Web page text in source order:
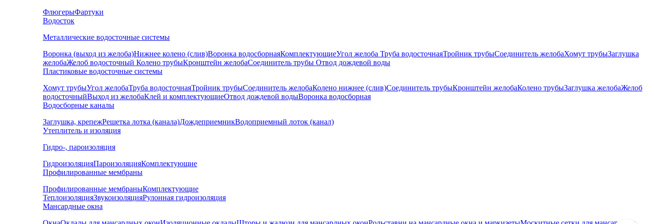
ФлюгерыФартуки
Водосток
Металлические водосточные системы
Воронка (выход из желоба)Нижнее колено (слив)Воронка водосборнаяКомплектующиеУгол желоба Труба водосточнаяТройник трубыСоединитель желобаХомут трубыЗаглушка
желобаЖелоб водосточный Колено трубыКронштейн желобаСоединитель трубы Отвод дождевой воды
Пластиковые водосточные системы
Хомут трубыУгол желобаТруба водосточнаяТройник трубыСоединитель желобаКолено нижнее (слив)Соединитель трубыКронштейн желобаКолено трубыЗаглушка желобаЖелоб
водосточныйВыход из желобаКлей и комплектующиеОтвод дождевой водыВоронка водосборная
Водосборные каналы
Заглушка, крепежРешетка лотка (канала)ДождеприемникВодоприемный лоток (канал)
Утеплитель и изоляция
Гидро-, пароизоляция
ГидроизоляцияПароизоляцияКомплектующие
Профилированные мембраны
Профилированные мембраныКомплектующие
ТеплоизоляцияЗвукоизоляцияРулонная гидроизоляция
Мансардные окна